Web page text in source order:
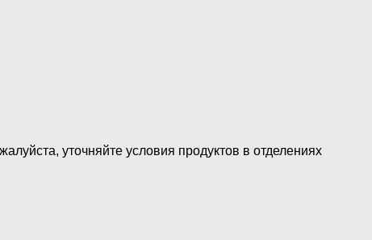
уточняйте условия продуктов в отделениях